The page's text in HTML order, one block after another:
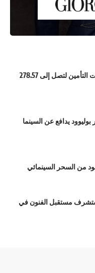
دار التأمين تسجل نمواً بنحو 56% في إيرادات التأمين لتصل إلى 278.57
يدافع عن السينما
من السحر السينمائي
مستقبل الفنون في